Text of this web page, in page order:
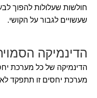
חולשות שעלולות להפוך
שעשויים לגבור על הקושי.
הדינמיקה
הדינמיקה של כל מערכת
מערכת יחסים זו תתפקד